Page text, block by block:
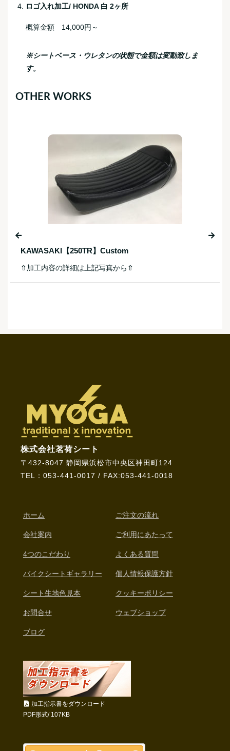
ロゴ入れ加工/ HONDA 白 2ヶ所
概算金額 14,000円～
※シートベース・ウレタンの状態で金額は変動致しま
す。
OTHER WORKS
YAMAHA【GT50】Restore
⇧加工内容の詳細は上記写真から⇧
株式会社茗荷シート
〒432-8047 静岡県浜松市中央区神田町124
TEL：053-441-0017 / FAX:053-441-0018
ホーム ご注文の流れ
会社案内 ご利用にあたって
4つのこだわり よくある質問
バイクシートギャラリー 個人情報保護方針
シート生地色見本 クッキーポリシー
お問合せ ウェブショップ
ブログ
加工指示書をダウンロード
PDF形式/ 107KB